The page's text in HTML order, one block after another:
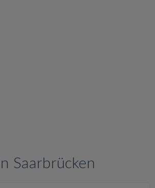
Saarbrücken